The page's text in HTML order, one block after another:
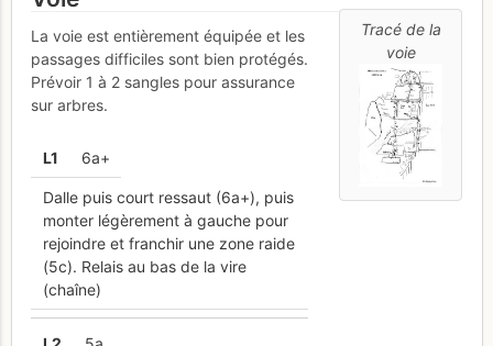
Tracé de la
voie
La voie est entièrement équipée et les
passages difficiles sont bien protégés.
Prévoir 1 à 2 sangles pour assurance
sur arbres.
L1 6a+
Dalle puis court ressaut (6a+), puis
monter légèrement à gauche pour
rejoindre et franchir une zone raide
(5c). Relais au bas de la vire
(chaîne)